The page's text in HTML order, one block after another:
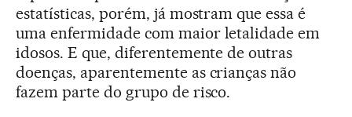
estatísticas, porém, já mostram que essa é
uma enfermidade com maior letalidade em
idosos. E que, diferentemente de outras
doenças, aparentemente as crianças não
fazem parte do grupo de risco.